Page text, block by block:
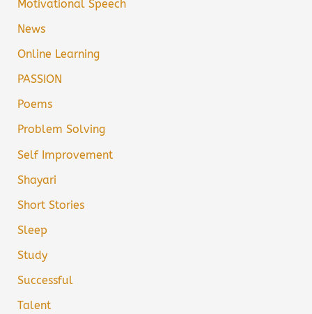
Motivational Speech
News
Online Learning
PASSION
Poems
Problem Solving
Self Improvement
Shayari
Short Stories
Sleep
Study
Successful
Talent